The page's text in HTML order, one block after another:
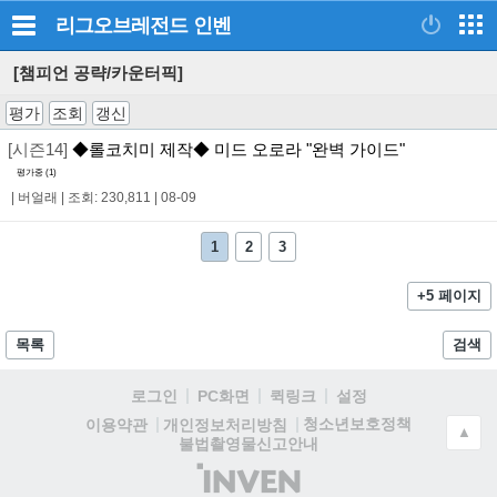
리그오브레전드 인벤
[챔피언 공략/카운터픽]
평가 조회 갱신
[시즌14] ◆롤코치미 제작◆ 미드 오로라 "완벽 가이드"
평가중 (1)
버얼래 조회: 230,811 08-09
1 2 3
+5 페이지
목록 검색
로그인 PC화면 퀵링크
설정
이용약관
개인정보처리방침
청소년보호정책
불법촬영물신고안내
(주)
▲